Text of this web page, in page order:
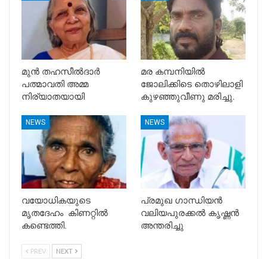
മുൻ തഹസീൽദാർ
പത്മാവതി അമ്മ
നിര്യാതയായി
മര കമ്പനിയിൽ
ജോലിക്കിടെ തൊഴിലാളി
കുഴഞ്ഞുവീണു മരിച്ചു.
NEWS
വയോധികയുടെ
മൃതദേഹം കിണറ്റിൽ
കണ്ടെത്തി.
NEWS
പ്രമുഖ ഗാന്ധിയൻ
വലിയപുരക്കൽ കൃഷ്ണൻ
അന്തരിച്ചു
PREV NEXT